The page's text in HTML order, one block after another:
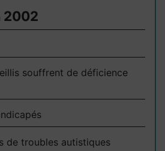
2002
souffrent de déficience
de troubles autistiques